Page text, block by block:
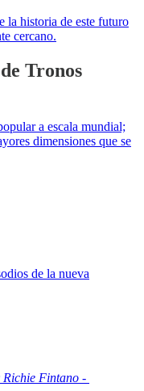
la historia de este futuro
cercano.
Tronos
a escala mundial;
dimensiones que se
de la nueva
Fintano -